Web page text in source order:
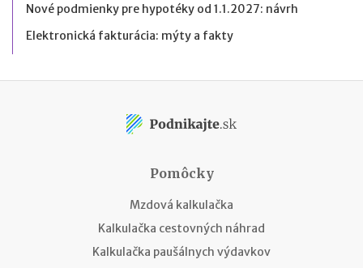
Nové podmienky pre hypotéky od 1.1.2027: návrh
Elektronická fakturácia: mýty a fakty
Pomôcky
Mzdová kalkulačka
Kalkulačka cestovných náhrad
Kalkulačka paušálnych výdavkov